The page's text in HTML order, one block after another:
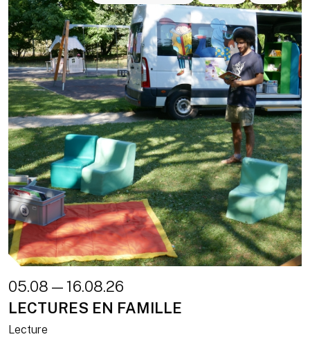
05.08 — 16.08.26
LECTURES EN FAMILLE
Lecture